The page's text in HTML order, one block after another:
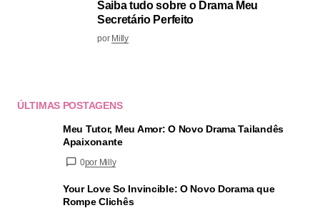
Saiba tudo sobre o Drama Meu
Secretário Perfeito
por Milly
ÚLTIMAS POSTAGENS
Meu Tutor, Meu Amor: O Novo Drama Tailandês
Apaixonante
0por Milly
Your Love So Invincible: O Novo Dorama que
Rompe Clichês